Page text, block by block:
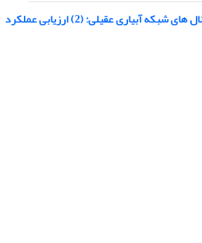
آبیاری عقیلی: (2) ارزیابی عملکرد